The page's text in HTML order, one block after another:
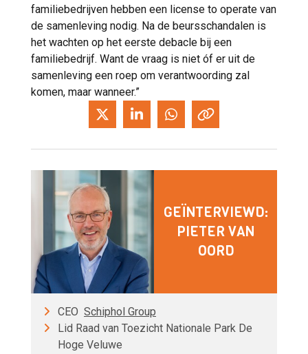
familiebedrijven hebben een license to operate van
de samenleving nodig. Na de beursschandalen is
het wachten op het eerste debacle bij een
familiebedrijf. Want de vraag is niet óf er uit de
samenleving een roep om verantwoording zal
komen, maar wanneer.”
GEÏNTERVIEWD:
PIETER VAN
OORD
CEO Schiphol Group
Lid Raad van Toezicht Nationale Park De
Hoge Veluwe